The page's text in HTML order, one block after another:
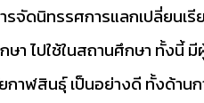
จัดนิทรรศการแลกเปลี่ยนเรี
ไปใช้ในสถานศึกษา ทั้งนี้
กาฬสินธุ์ เป็นอย่างดี ทั้งด้า